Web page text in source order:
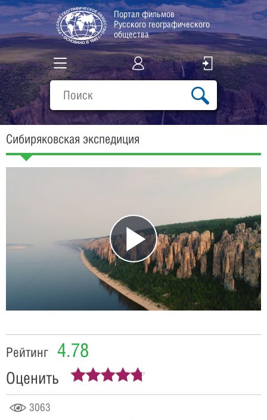
Портал фильмов
Русского географического
общества
Все фильмы
Подборки
О проекте
Сибиряковская экспедиция
Play
Video
3063
Рейтинг 4.78
Оценить